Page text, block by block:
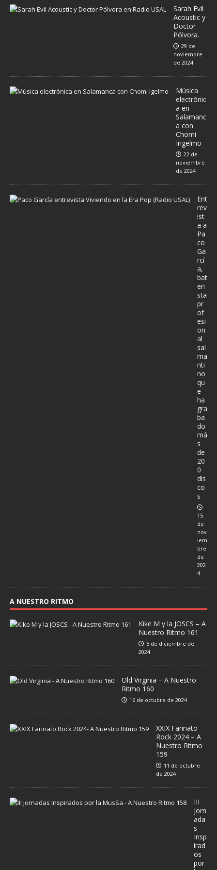
Sarah Evil
Acoustic y
Doctor
Pólvora.
29 de
noviembre
de 2024
Música
electrónic
a en
Salamanc
a con
Chomi
Ingelmo
22 de
noviembre
de 2024
Ent
rev
ist
a a
Pa
co
Ga
rcí
a,
bat
eri
sta
pr
of
esi
on
al
sal
ma
nti
no
qu
e
ha
gra
ba
do
má
s
de
20
0
dis
co
s
15
de
nov
iem
bre
de
202
4
A NUESTRO RITMO
Kike M y la JOSCS – A
Nuestro Ritmo 161
5 de diciembre de
2024
Old Virginia – A Nuestro
Ritmo 160
16 de octubre de 2024
XXIX Farinato
Rock 2024 – A
Nuestro Ritmo
159
11 de octubre
de 2024
III
Jorn
ada
s
Insp
irad
os
por